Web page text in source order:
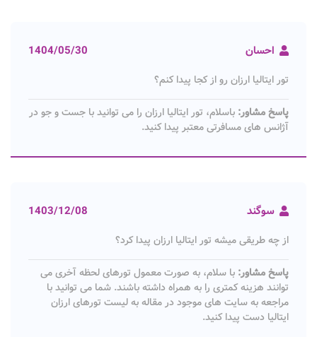
احسان 1404/05/30
تور ایتالیا ارزان رو از کجا پیدا کنم؟
پاسخ مشاور: باسلام، تور ایتالیا ارزان را می توانید با جست و جو در
آژانس های مسافرتی معتبر پیدا کنید.
سوگند 1403/12/08
از چه طریقی میشه تور ایتالیا ارزان پیدا کرد؟
پاسخ مشاور: با سلام، به صورت معمول تورهای لحظه آخری می
توانند هزینه کمتری را به همراه داشته باشند. شما می توانید با
مراجعه به سایت های موجود در مقاله به لیست تورهای ارزان
ایتالیا دست پیدا کنید.